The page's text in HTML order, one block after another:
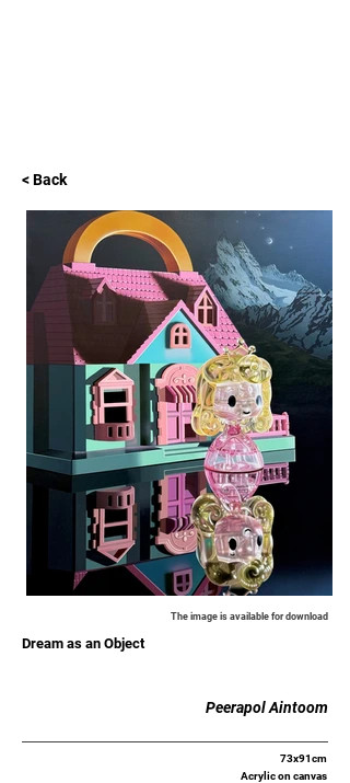
< Back
The image is available for download
Dream as an Object
Peerapol Aintoom
73x91cm
Acrylic on canvas